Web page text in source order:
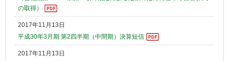
の取得）
2017年11月13日
平成30年3月期 第2四半期（中間期）決算短信
2017年11月13日